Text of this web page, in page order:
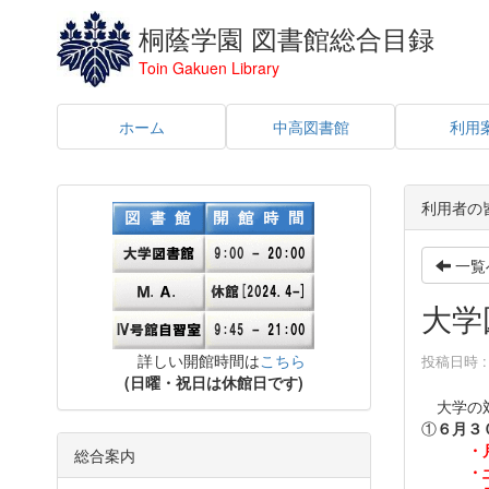
桐蔭学園 図書館総合目録
Toin Gakuen Library
ホーム 中高図書館 利用
利用者の
一
大
投稿日時
大学の
①６月３
・
・
詳しい開館時間はこちら
(日曜・祝日は休館日です)
総合案内